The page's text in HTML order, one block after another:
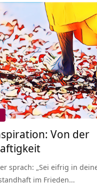
Von der
sprach: „Sei eifrig in
im Frieden…